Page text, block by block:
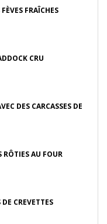
FRAÎCHES
CRU
DES CARCASSES DE
RÔTIES AU FOUR
CREVETTES